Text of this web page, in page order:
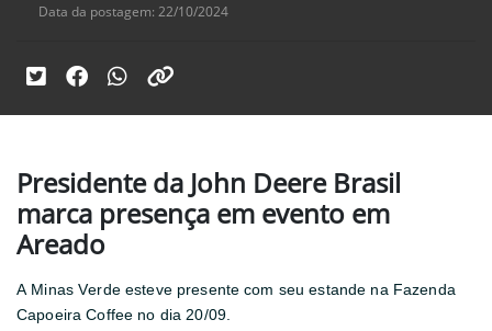
Data da postagem: 22/10/2024
Presidente da John Deere Brasil
marca presença em evento em
Areado
A Minas Verde esteve presente com seu estande na Fazenda
Capoeira Coffee no dia 20/09.